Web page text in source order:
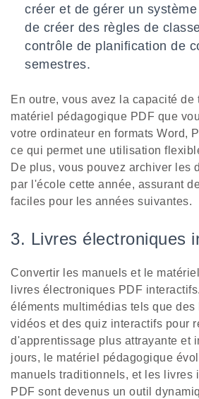
créer et de gérer un
de créer des règles de
contrôle de planification de
semestres.
En outre, vous avez la capacité de
matériel pédagogique PDF que
votre ordinateur en formats Word,
ce qui permet une utilisation
De plus, vous pouvez archiver les
par l'école cette année, assurant
faciles pour les années suivantes.
3. Livres électroniques
Convertir les manuels et le
livres électroniques PDF
éléments multimédias tels que des
vidéos et des quiz interactifs pour
d'apprentissage plus attrayante et
jours, le matériel pédagogique
manuels traditionnels, et les livres
PDF sont devenus un outil